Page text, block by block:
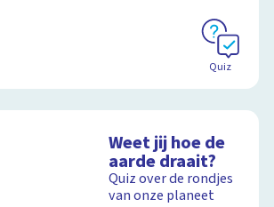
Quiz
Weet jij hoe de
aarde draait?
Quiz over de rondjes
van onze planeet